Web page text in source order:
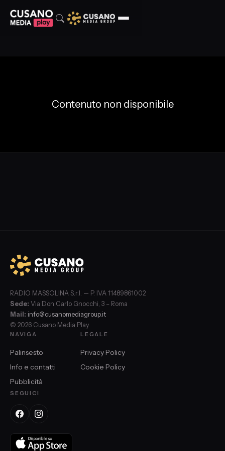
Contenuto non disponibile
RADIO MASSOLINA S.r.l. — P. IVA 11489861002
Sede: Via Don Carlo Gnocchi, 3 – Roma
Mail: info@cusanomediagroup.it
© 2026 Cusano Media Play
NAVIGA
Palinsesto
Info e contatti
Pubblicità
LEGALE
Privacy Policy
Cookie Policy
SEGUICI